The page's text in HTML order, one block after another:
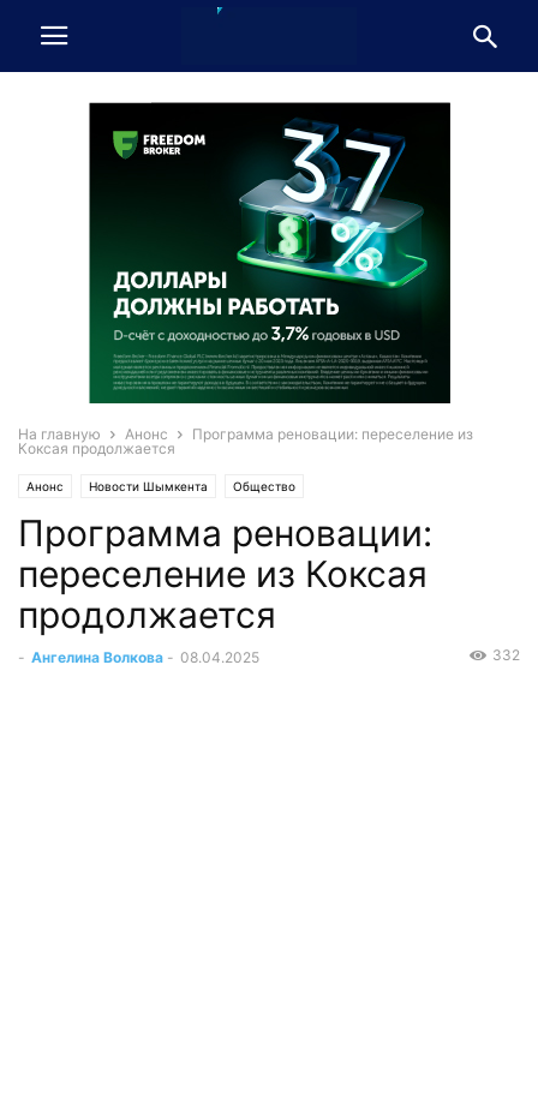
На главную Анонс
Программа реновации: переселение из
Коксая продолжается
Анонс Новости Шымкента Общество
Программа реновации:
переселение из Коксая
продолжается
- Ангелина Волкова - 08.04.2025 332